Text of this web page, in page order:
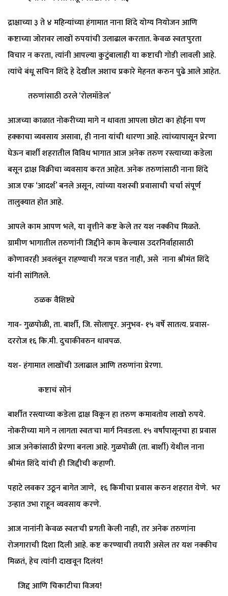
​द्राक्षाच्या ३ ते ४ महिन्यांच्या हंगामात नाना शिंदे योग्य नियोजन आणि
कष्टाच्या जोरावर लाखों रुपयांची उलाढाल करतात. केवळ स्वतःपुरता
विचार न करता, त्यांनी आपल्या कुटुंबालाही या कष्टाची गोडी लावली आहे.
त्यांचे बंधू सचिन शिंदे हे देखील अशाच प्रकारे मेहनत करुन पुढे आले आहेत.
​ तरुणांसाठी ठरले ‘रोलमॉडेल’
​आजच्या काळात नोकरीच्या मागे न धावता आपला छोटा का होईना पण
हक्काचा व्यवसाय असावा, ही नाना यांची धारणा आहे. त्यांच्यापासून प्रेरणा
घेऊन बार्शी शहरातील विविध भागात आज अनेक तरुण रस्त्याच्या कडेला
बसून द्राक्ष विक्रीचा व्यवसाय करत आहेत. अनेक तरुणांसाठी नाना शिंदे
आज एक ‘आदर्श’ बनले असून, त्यांच्या यशस्वी प्रवासाची चर्चा संपूर्ण
तालुक्यात होत आहे.
​आपले काम आपण भले, या वृत्तीने कष्ट केले तर यश नक्कीच मिळते.
ग्रामीण भागातील तरुणांनी जिद्दीने काम केल्यास उदरनिर्वाहासाठी
कोणावरही अवलंबून राहण्याची गरज पडत नाही, असे नाना श्रीमंत शिंदे
यांनी सांगितले.
​ ठळक वैशिष्ट्ये
​गाव- गुळपोळी, ता. बार्शी, जि. सोलापूर. अनुभव- १५ वर्षे सातत्य. प्रवास-
दररोज १६ कि.मी. दुचाकीवरुन धावपळ.
​यश- हंगामात लाखोंची उलाढाल आणि तरुणांना प्रेरणा.
कष्टाचं सोनं
बार्शीत रस्त्याच्या कडेला द्राक्ष विकून हा तरुण कमावतोय लाखो रुपये. ​
नोकरीच्या मागे न लागता स्वतःचा मार्ग निवडला. १५ वर्षांपासूनचा हा प्रवास
आज अनेकांसाठी प्रेरणा बनला आहे. गुळपोळी (ता. बार्शी) येथील नाना
श्रीमंत शिंदे यांची ही जिद्दीची कहाणी.
पहाटे लवकर उठून बागेत जाणे, १६ किमीचा प्रवास करुन शहरात येणे. भर
उन्हात उभा राहून व्यवसाय करणे.
​आज नानांनी केवळ स्वतःची प्रगती केली नाही, तर अनेक तरुणांना
रोजगाराची दिशा दिली आहे. कष्ट करण्याची तयारी असेल तर यश नक्कीच
मिळतं, हेच त्यांनी दाखवून दिलंय!
​ जिद्द आणि चिकाटीचा विजय!